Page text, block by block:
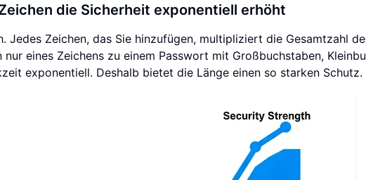
die Sicherheit exponentiell erhöht
Jedes Zeichen, das Sie hinzufügen, multipliziert die Gesamtzahl
eines Zeichens zu einem Passwort mit Großbuchstaben,
exponentiell. Deshalb bietet die Länge einen so starken Schutz.